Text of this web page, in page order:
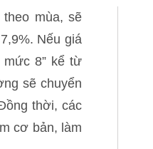
mùa, sẽ
Nếu giá
8” kể từ
sẽ chuyển
thời, các
cơ bản, làm